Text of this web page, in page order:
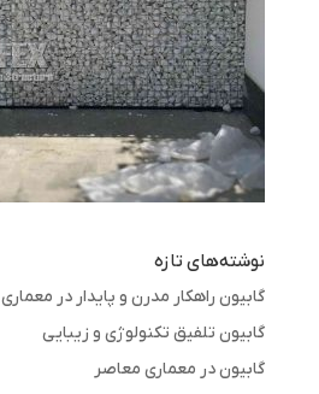
نوشته‌های تازه
گابیون راهکار مدرن و پایدار در معماری
گابیون تلفیق تکنولوژی و زیبایی
گابیون در معماری معاصر